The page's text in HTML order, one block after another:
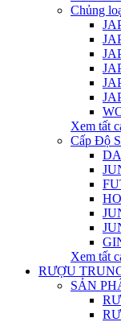
Chủng
Xem tất
Cấp Độ
Xem tất
RƯỢU
SẢN